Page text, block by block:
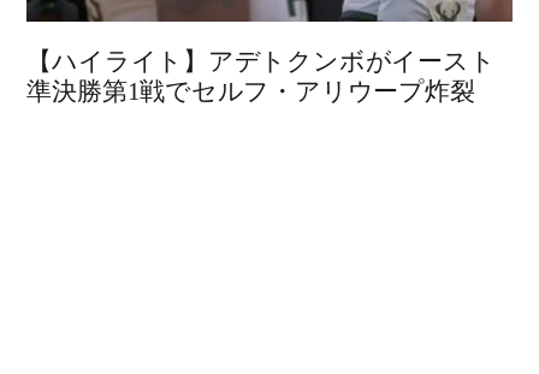
【ハイライト】アデトクンボがイースト
準決勝第1戦でセルフ・アリウープ炸裂